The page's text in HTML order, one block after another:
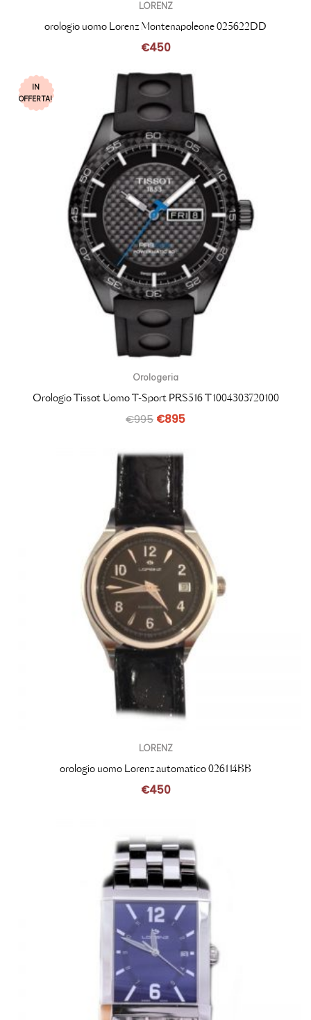
LORENZ
orologio uomo Lorenz Montenapoleone 025622DD
€450
IN
OFFERTA!
Orologeria
Orologio Tissot Uomo T-Sport PRS516 T1004303720100
€995 €895
LORENZ
orologio uomo Lorenz automatico 026114BB
€450